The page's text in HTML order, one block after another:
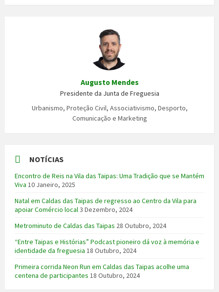
Augusto Mendes
Presidente da Junta de Freguesia
Urbanismo, Proteção Civil, Associativismo, Desporto,
Comunicação e Marketing
NOTÍCIAS
Encontro de Reis na Vila das Taipas: Uma Tradição que se Mantém
Viva 10 Janeiro, 2025
Natal em Caldas das Taipas de regresso ao Centro da Vila para
apoiar Comércio local3 Dezembro, 2024
Metrominuto de Caldas das Taipas 28 Outubro, 2024
“Entre Taipas e Histórias” Podcast pioneiro dá voz à memória e
identidade da freguesia 18 Outubro, 2024
Primeira corrida Neon Run em Caldas das Taipas acolhe uma
centena de participantes 18 Outubro, 2024